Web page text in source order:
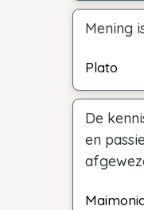
Mening
Plato
De
en